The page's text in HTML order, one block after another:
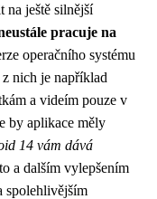
na ještě silnější
pracuje na
operačního systému
nich je například
a videím pouze v
by aplikace měly
14 vám dává
a dalším vylepšením
spolehlivějším